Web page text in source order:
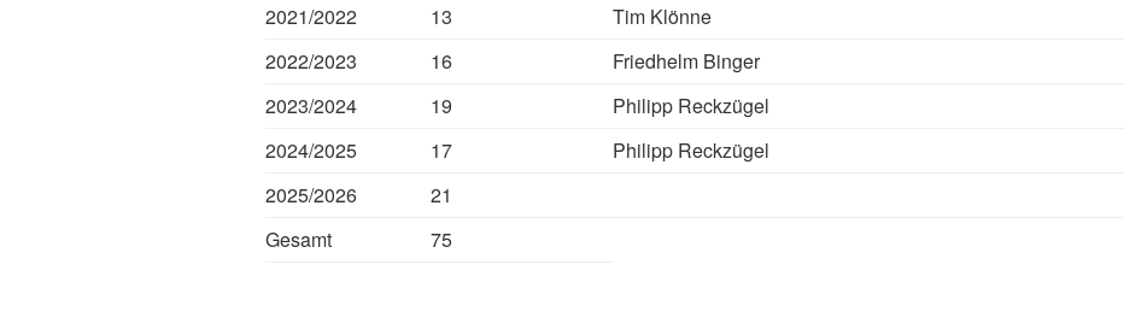
2021/2022
13 Tim Klönne
2022/2023
16 Friedhelm Binger
2023/2024
19 Philipp Reckzügel
2024/2025
17 Philipp Reckzügel
2025/2026
21
Gesamt
75